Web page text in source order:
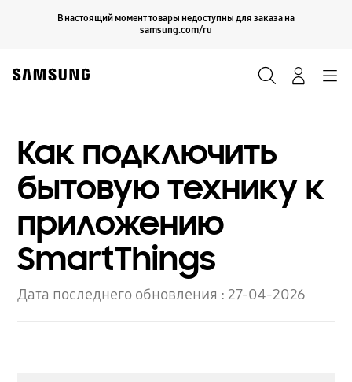
В настоящий момент товары недоступны для заказа на
samsung.com/ru
Продолжить
Как подключить
бытовую технику к
приложению
SmartThings
Дата последнего обновления :27-04-2026